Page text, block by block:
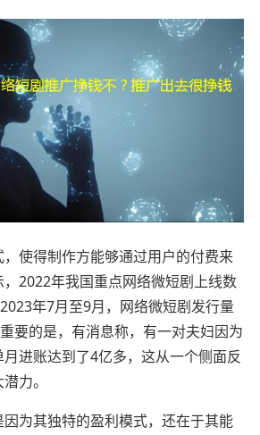
使得制作方能够通过用户的付费来
‌2022年我国重点网络微短剧上线数
年7月至9月，‌网络微短剧发行量
要的是，‌有消息称，‌有一对夫妇因为
进账达到了4亿多，‌这从一个侧面反
力。‌
为其独特的盈利模式，‌还在于其能